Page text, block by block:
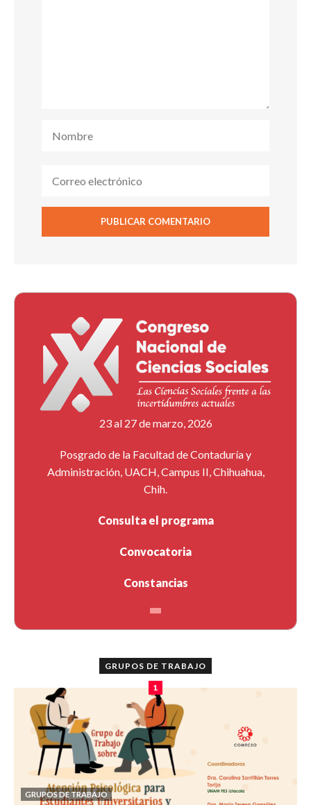
23 al 27 de marzo, 2026
Posgrado de la Facultad de Contaduría y
Administración, UACH, Campus II, Chihuahua,
Chih.
Consulta el programa
Convocatoria
Constancias
GRUPOS DE TRABAJO
1
GRUPOS DE TRABAJO